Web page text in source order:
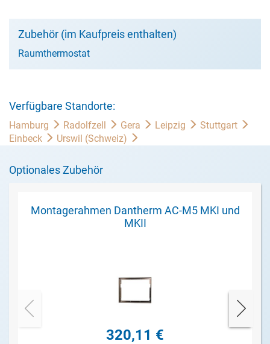
Zubehör (im Kaufpreis enthalten)
Raumthermostat
Verfügbare Standorte:
Hamburg Radolfzell Gera Leipzig
Stuttgart
Einbeck
Urswil (Schweiz)
Optionales Zubehör
Montagerahmen Dantherm AC-M5 MKI und
MKII
320,11 €